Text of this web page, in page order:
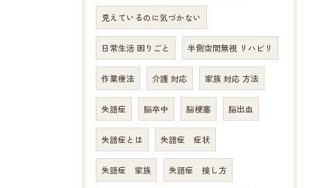
見えているのに気づかない
日常生活 困りごと 半側空間無視 リハビリ
作業療法 介護 対応 家族 対応 方法
失語症 脳卒中 脳梗塞 脳出血
失語症とは 失語症 症状
失語症 家族 失語症 接し方